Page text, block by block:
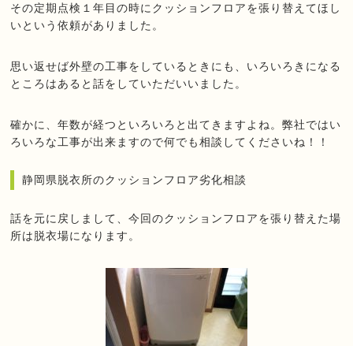
その定期点検１年目の時にクッションフロアを張り替えてほし
いという依頼がありました。
思い返せば外壁の工事をしているときにも、いろいろきになる
ところはあると話をしていただいいました。
確かに、年数が経つといろいろと出てきますよね。弊社ではい
ろいろな工事が出来ますので何でも相談してくださいね！！
静岡県脱衣所のクッションフロア劣化相談
話を元に戻しまして、今回のクッションフロアを張り替えた場
所は脱衣場になります。